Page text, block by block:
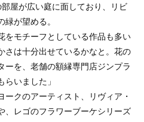
屋が広い庭に面しており、リビ
が望める。
をモチーフとしている作品も多い
さは十分出せているかなと。花の
ーを、老舗の額縁専門店ジンプラ
いました」
ークのアーティスト、リヴィア・
、レゴのフラワーブーケシリーズ